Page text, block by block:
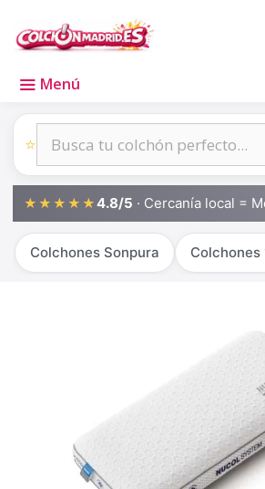
Menú
⭐
★★★★★4.8/5 · Cercanía local =
Colchones Sonpura Colchones